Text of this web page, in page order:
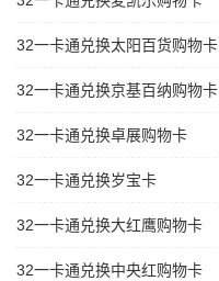
32一卡通兑换太阳百货购物卡
32一卡通兑换京基百纳购物卡
32一卡通兑换卓展购物卡
32一卡通兑换岁宝卡
32一卡通兑换大红鹰购物卡
32一卡通兑换中央红购物卡